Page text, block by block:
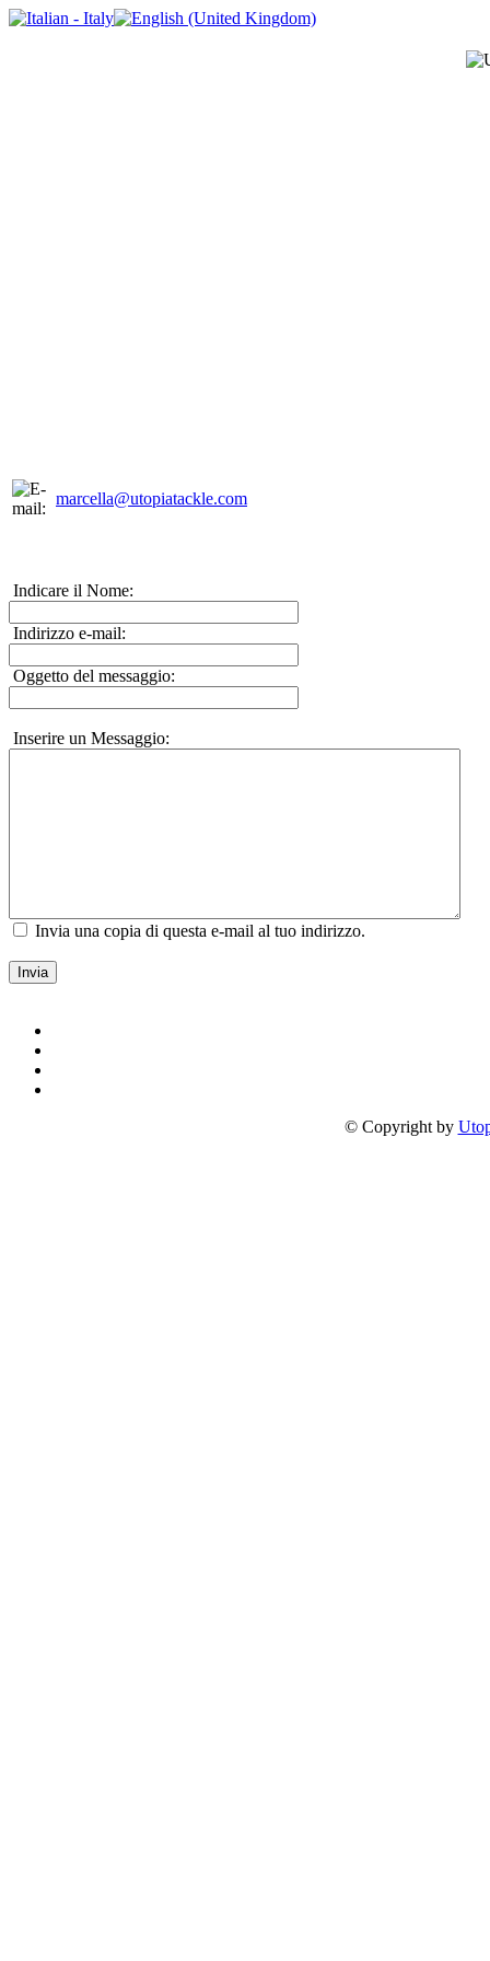
marcella@utopiatackle.com
Indicare il Nome:
Indirizzo e-mail:
Oggetto del messaggio:
Inserire un Messaggio:
Invia una copia di questa e-mail al tuo indirizzo.
Invia
© Copyright by